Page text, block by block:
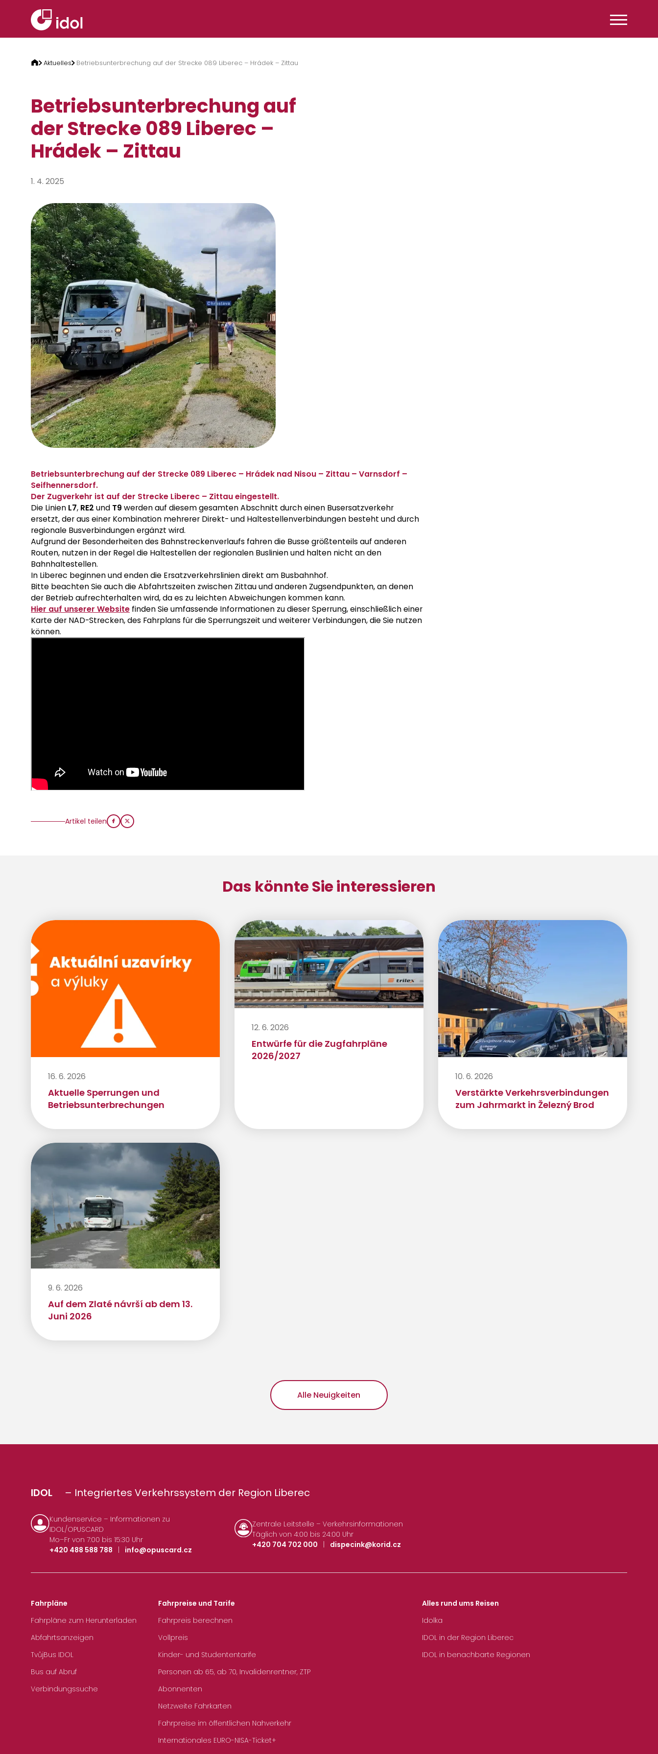
Aktuelles Betriebsunterbrechung auf der Strecke 089 Liberec – Hrádek – Zittau
Betriebsunterbrechung auf
der Strecke 089 Liberec –
Hrádek – Zittau
1. 4. 2025
Betriebsunterbrechung auf der Strecke 089 Liberec – Hrádek nad Nisou – Zittau – Varnsdorf –
Seifhennersdorf.
Der Zugverkehr ist auf der Strecke Liberec – Zittau eingestellt.
Die Linien L7, RE2 und T9 werden auf diesem gesamten Abschnitt durch einen Busersatzverkehr
ersetzt, der aus einer Kombination mehrerer Direkt- und Haltestellenverbindungen besteht und durch
regionale Busverbindungen ergänzt wird.
Aufgrund der Besonderheiten des Bahnstreckenverlaufs fahren die Busse größtenteils auf anderen
Routen, nutzen in der Regel die Haltestellen der regionalen Buslinien und halten nicht an den
Bahnhaltestellen.
In Liberec beginnen und enden die Ersatzverkehrslinien direkt am Busbahnhof.
Bitte beachten Sie auch die Abfahrtszeiten zwischen Zittau und anderen Zugsendpunkten, an denen
der Betrieb aufrechterhalten wird, da es zu leichten Abweichungen kommen kann.
Hier auf unserer Website finden Sie umfassende Informationen zu dieser Sperrung, einschließlich einer
Karte der NAD-Strecken, des Fahrplans für die Sperrungszeit und weiterer Verbindungen, die Sie nutzen
können.
Artikel teilen
Das könnte Sie interessieren
16. 6. 2026
Aktuelle Sperrungen und
Betriebsunterbrechungen
12. 6. 2026
Entwürfe für die Zugfahrpläne
2026/2027
10. 6. 2026
Verstärkte Verkehrsverbindungen
zum Jahrmarkt in Železný Brod
9. 6. 2026
Auf dem Zlaté návrší ab dem 13.
Juni 2026
Alle Neuigkeiten
IDOL – Integriertes Verkehrssystem der Region Liberec
Kundenservice – Informationen zu
IDOL/OPUSCARD
Mo–Fr von 7:00 bis 15:30 Uhr
+420 488 588 788
| info@opuscard.cz
Zentrale Leitstelle – Verkehrsinformationen
Täglich von 4:00 bis 24:00 Uhr
+420 704 702 000
dispecink@korid.cz
Fahrpläne
Fahrpläne zum Herunterladen
Abfahrtsanzeigen
TvůjBus IDOL
Bus auf Abruf
Verbindungssuche
Fahrpreise und Tarife
Fahrpreis berechnen
Vollpreis
Kinder- und Studententarife
Personen ab 65, ab 70, Invalidenrentner, ZTP
Abonnenten
Netzweite Fahrkarten
Fahrpreise im öffentlichen Nahverkehr
Internationales EURO-NISA-Ticket+
Alles rund ums Reisen
Idolka
IDOL in der Region Liberec
IDOL in benachbarte Regionen